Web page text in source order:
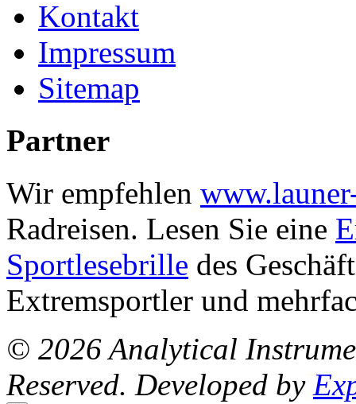
Kontakt
Impressum
Sitemap
Partner
Wir empfehlen
Radreisen. Lesen Sie eine
Sportlesebrille des
Extremsportler und
© 2026 Analytical
Reserved. Developed by